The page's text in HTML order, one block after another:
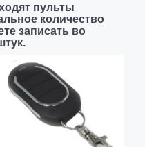
пульты
количество
записать во